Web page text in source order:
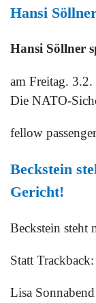
Hansi
Hansi Söllner
am Freitag.
Die NATO-
fellow passenger
Beckstein
Gericht!
Beckstein steht
Statt Trackback:
Lisa Sonnabend